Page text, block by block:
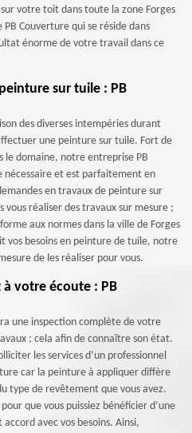
votre toit dans toute la zone Forges
Couverture qui se réside dans
énorme de votre travail dans ce
sur tuile : PB
des diverses intempéries durant
une peinture sur tuile. Fort de
le domaine, notre entreprise PB
nécessaire et est parfaitement en
en travaux de peinture sur
vous réaliser des travaux sur mesure ;
aux normes dans la ville de Forges
vos besoins en peinture de tuile, notre
de les réaliser pour vous.
votre écoute : PB
une inspection complète de votre
; cela afin de connaître son état.
les services d’un professionnel
car la peinture à appliquer diffère
type de revêtement que vous avez.
que vous puissiez bénéficier d’une
avec vos besoins. Ainsi,